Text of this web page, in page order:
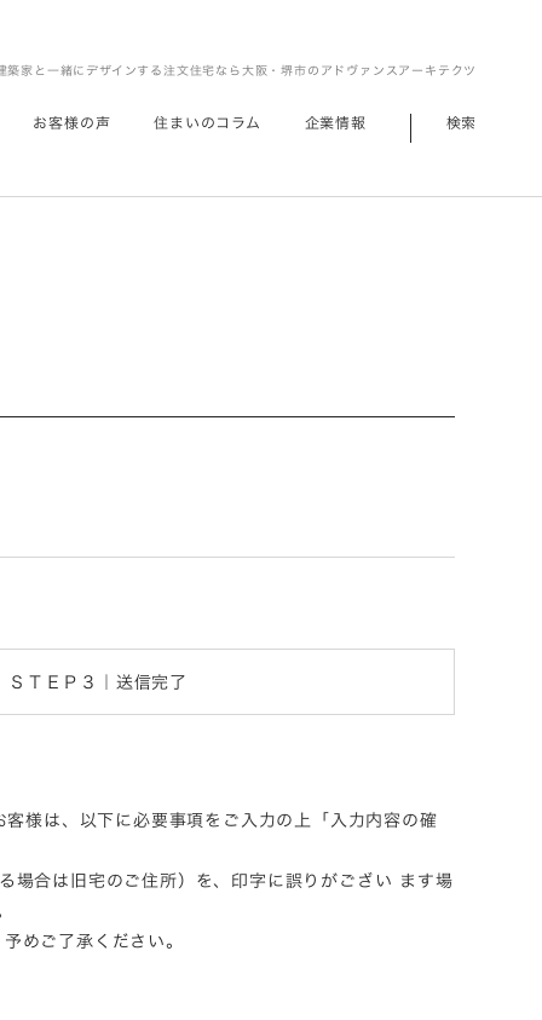
築家と一緒にデザインする注文住宅なら大阪・堺市のアドヴァンスアーキテクツ
お客様の声 住まいのコラム 企業情報 検索
ＳＴＥＰ３｜送信完了
様は、以下に必要事項をご入力の上「入力内容の確
場合は旧宅のご住所）を、印字に誤りがござい ます場
めご了承ください。